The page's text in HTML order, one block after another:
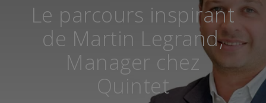
Le parcours inspirant
de Martin Legrand,
Manager chez
Quintet